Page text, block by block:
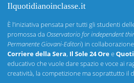
Ilquotidianoinclasse.it
È l’iniziativa pensata per tutti gli studenti
promossa da Osservatorio for independent
Permanente Giovani-Editori) in
Corriere della Sera, Il Sole 24 Oree
educativo che vuole dare spazio e voce ai
creatività, la competizione ma soprattutto il